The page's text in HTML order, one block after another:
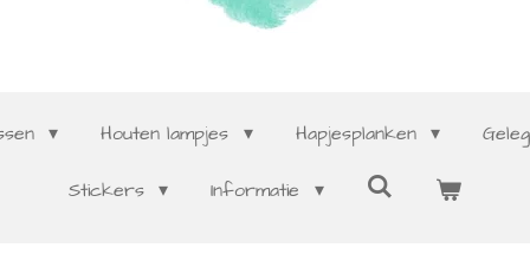
Houten lampjes Hapjesplanken
Stickers Informatie